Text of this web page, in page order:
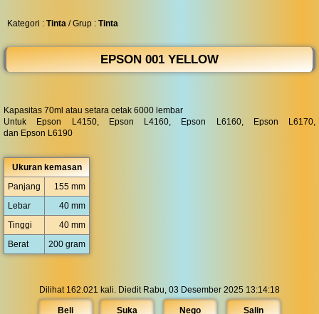
Kategori : Tinta / Grup : Tinta
EPSON 001 YELLOW
Kapasitas 70ml atau setara cetak 6000 lembar
Untuk Epson L4150, Epson L4160, Epson L6160, Epson L6170,
dan Epson L6190
Ukuran kemasan
Panjang
155 mm
Lebar
40 mm
Tinggi
40 mm
Berat
200 gram
Dilihat 162.021 kali. Diedit Rabu, 03 Desember 2025 13:14:18
Beli Suka Nego Salin